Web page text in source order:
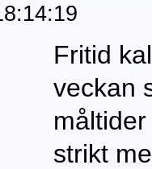
Fritid
veckan
strikt